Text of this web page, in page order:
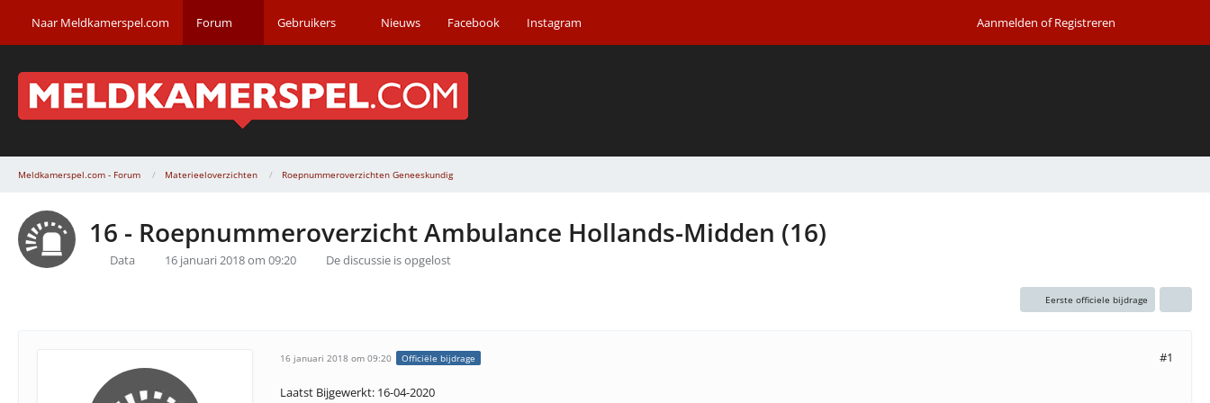
Naar Meldkamerspel.com Forum Gebruikers Nieuws Facebook Instagram Aanmelden of Registreren
Meldkamerspel.com - Forum Materieeloverzichten Roepnummeroverzichten Geneeskundig
16 - Roepnummeroverzicht Ambulance Hollands-Midden (16)
Data 16 januari 2018 om 09:20 De discussie is opgelost
Eerste officiele bijdrage
16 januari 2018 om 09:20 Officiële bijdrage #1
Laatst Bijgewerkt: 16-04-2020